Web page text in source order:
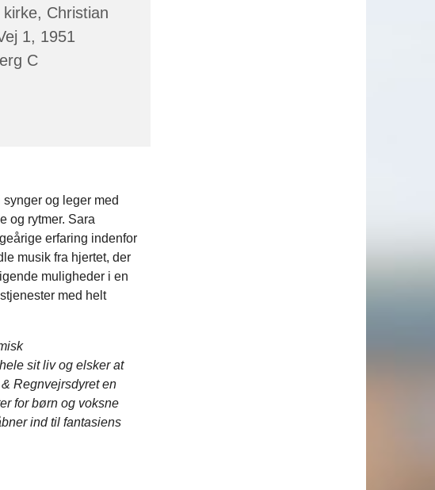
Christian
1, 1951
C
og leger med
og rytmer. Sara
erfaring indenfor
musik fra hjertet, der
muligheder i en
med helt
sit liv og elsker at
Regnvejrsdyret en
for børn og voksne
ind til fantasiens